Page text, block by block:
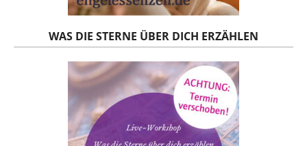
WAS DIE STERNE ÜBER DICH ERZÄHLEN